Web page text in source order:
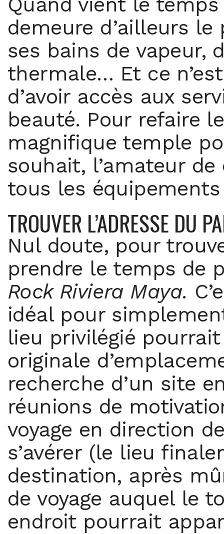
demeure d’ailleurs
ses bains de vapeur,
thermale… Et ce
d’avoir accès aux
beauté. Pour refaire
magnifique temple
souhait, l’amateur
tous les
TROUVER L’ADRESSE DU
Nul doute, pour
prendre le temps de
Rock Riviera Maya.
idéal pour
lieu privilégié
originale
recherche d’un site
réunions de
voyage en direction
s’avérer (le lieu
destination, après
de voyage auquel le
endroit pourrait